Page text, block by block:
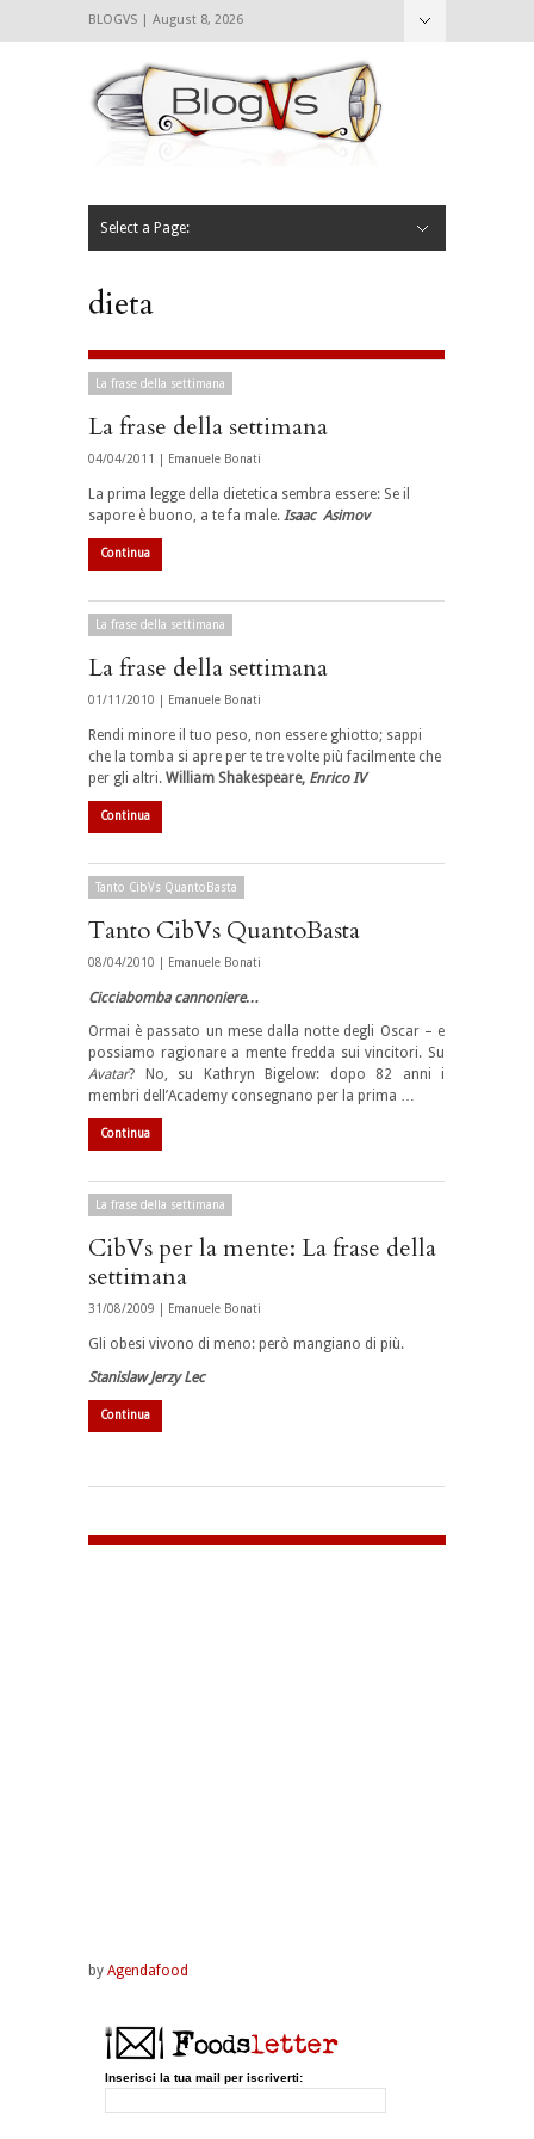
BLOGVS | August 8, 2026
Select a Page:
dieta
La frase della settimana
La frase della settimana
04/04/2011 | Emanuele Bonati
La prima legge della dietetica sembra essere: Se il
sapore è buono, a te fa male. Isaac Asimov
Continua
La frase della settimana
La frase della settimana
01/11/2010 | Emanuele Bonati
Rendi minore il tuo peso, non essere ghiotto; sappi
che la tomba si apre per te tre volte più facilmente che
per gli altri. William Shakespeare, Enrico IV
Continua
Tanto CibVs QuantoBasta
Tanto CibVs QuantoBasta
08/04/2010 | Emanuele Bonati
Cicciabomba cannoniere…
Ormai è passato un mese dalla notte degli Oscar – e
possiamo ragionare a mente fredda sui vincitori. Su
Avatar? No, su Kathryn Bigelow: dopo 82 anni i
membri dell’Academy consegnano per la prima …
Continua
La frase della settimana
CibVs per la mente: La frase della
settimana
31/08/2009 | Emanuele Bonati
Gli obesi vivono di meno: però mangiano di più.
Stanislaw Jerzy Lec
Continua
by Agendafood
Inserisci la tua mail per iscriverti: